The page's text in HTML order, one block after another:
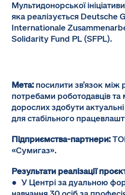
Мультидонорської
яка реалізується Deutsche
Internationale
Solidarity Fund PL (SFPL).
Мета: посилити зв’язок
потребами роботодавців
дорослих здобути
для стабільного
Підприємства-партнери:
«Сумигаз».
Результати реалізації
● У Центрі за дуальною